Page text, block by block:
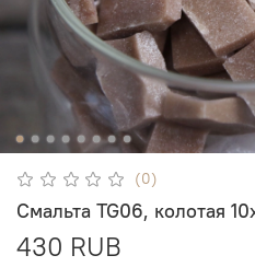
(0)
Смальта TG06, колотая
430 RUB